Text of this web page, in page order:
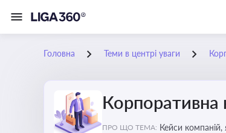
Головна Теми в центрі уваги
Корпоративна
ПРО ЩО ТЕМА: Кейси компаній,